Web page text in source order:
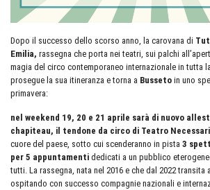
Dopo il successo dello scorso anno, la carovana di
Emilia, rassegna che porta nei teatri, sui palchi
magia del circo contemporaneo internazionale in tutta
prosegue la sua itineranza e torna a Busseto in uno
primavera:
nel weekend 19, 20 e 21 aprile sarà di nuovo
chapiteau, il tendone da circo di Teatro
cuore del paese, sotto cui scenderanno in pista 3
per 5 appuntamenti dedicati a un pubblico
tutti. La rassegna, nata nel 2016 e che dal 2022 transita
ospitando con successo compagnie nazionali e